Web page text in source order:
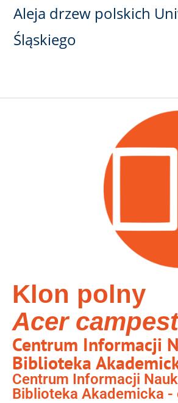
Aleja drzew polskich
Śląskiego
Klon polny
Acer
Centrum Informacji
Biblioteka
Centrum Informacji
Biblioteka Akademicka -